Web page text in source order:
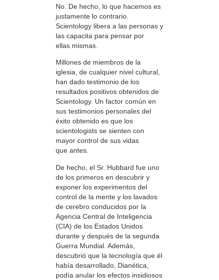
No. De hecho, lo que hacemos es
justamente lo contrario.
Scientology libera a las personas y
las capacita para pensar por
ellas mismas.
Millones de miembros de la
iglesia, de cualquier nivel cultural,
han dado testimonio de los
resultados positivos obtenidos de
Scientology. Un factor común en
sus testimonios personales del
éxito obtenido es que los
scientologists se sienten con
mayor control de sus vidas
que antes.
De hecho, el Sr. Hubbard fue uno
de los primeros en descubrir y
exponer los experimentos del
control de la mente y los lavados
de cerebro conducidos por la
Agencia Central de Inteligencia
(CIA) de los Estados Unidos
durante y después de la segunda
Guerra Mundial. Además,
descubrió que la tecnología que él
había desarrollado, Dianética,
podía anular los efectos insidiosos